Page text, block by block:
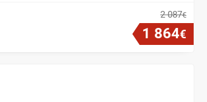
2 087€
1 864€